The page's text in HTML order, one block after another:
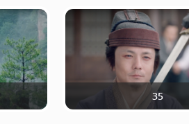
35